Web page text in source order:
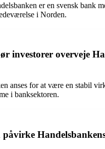
er en svensk bank
i Norden.
investorer overveje
anses for at være en stabil
i banksektoren.